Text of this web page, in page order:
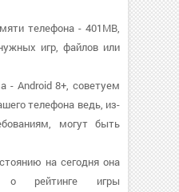
телефона - 401MB,
игр, файлов или
- Android 8+, советуем
телефона ведь, из-
могут быть
на сегодня она
о рейтинге игры